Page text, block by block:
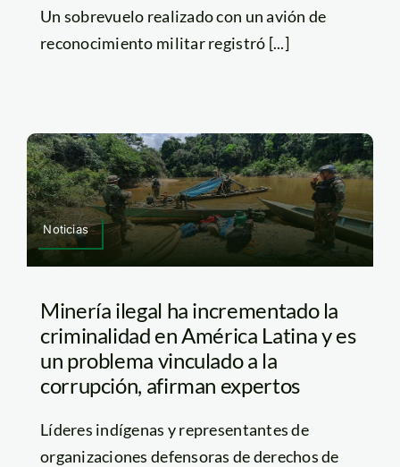
Un sobrevuelo realizado con un avión de
reconocimiento militar registró [...]
Noticias
Minería ilegal ha incrementado la
criminalidad en América Latina y es
un problema vinculado a la
corrupción, afirman expertos
Líderes indígenas y representantes de
organizaciones defensoras de derechos de